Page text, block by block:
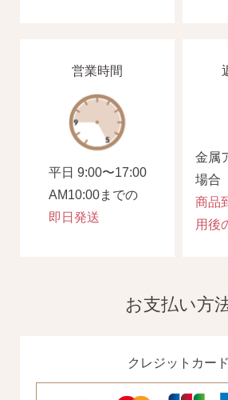
営業時間
平日 9:00〜17:00
AM10:00までの
即日発送
金属
場合
商品
用後
お支払い方
クレジットカード